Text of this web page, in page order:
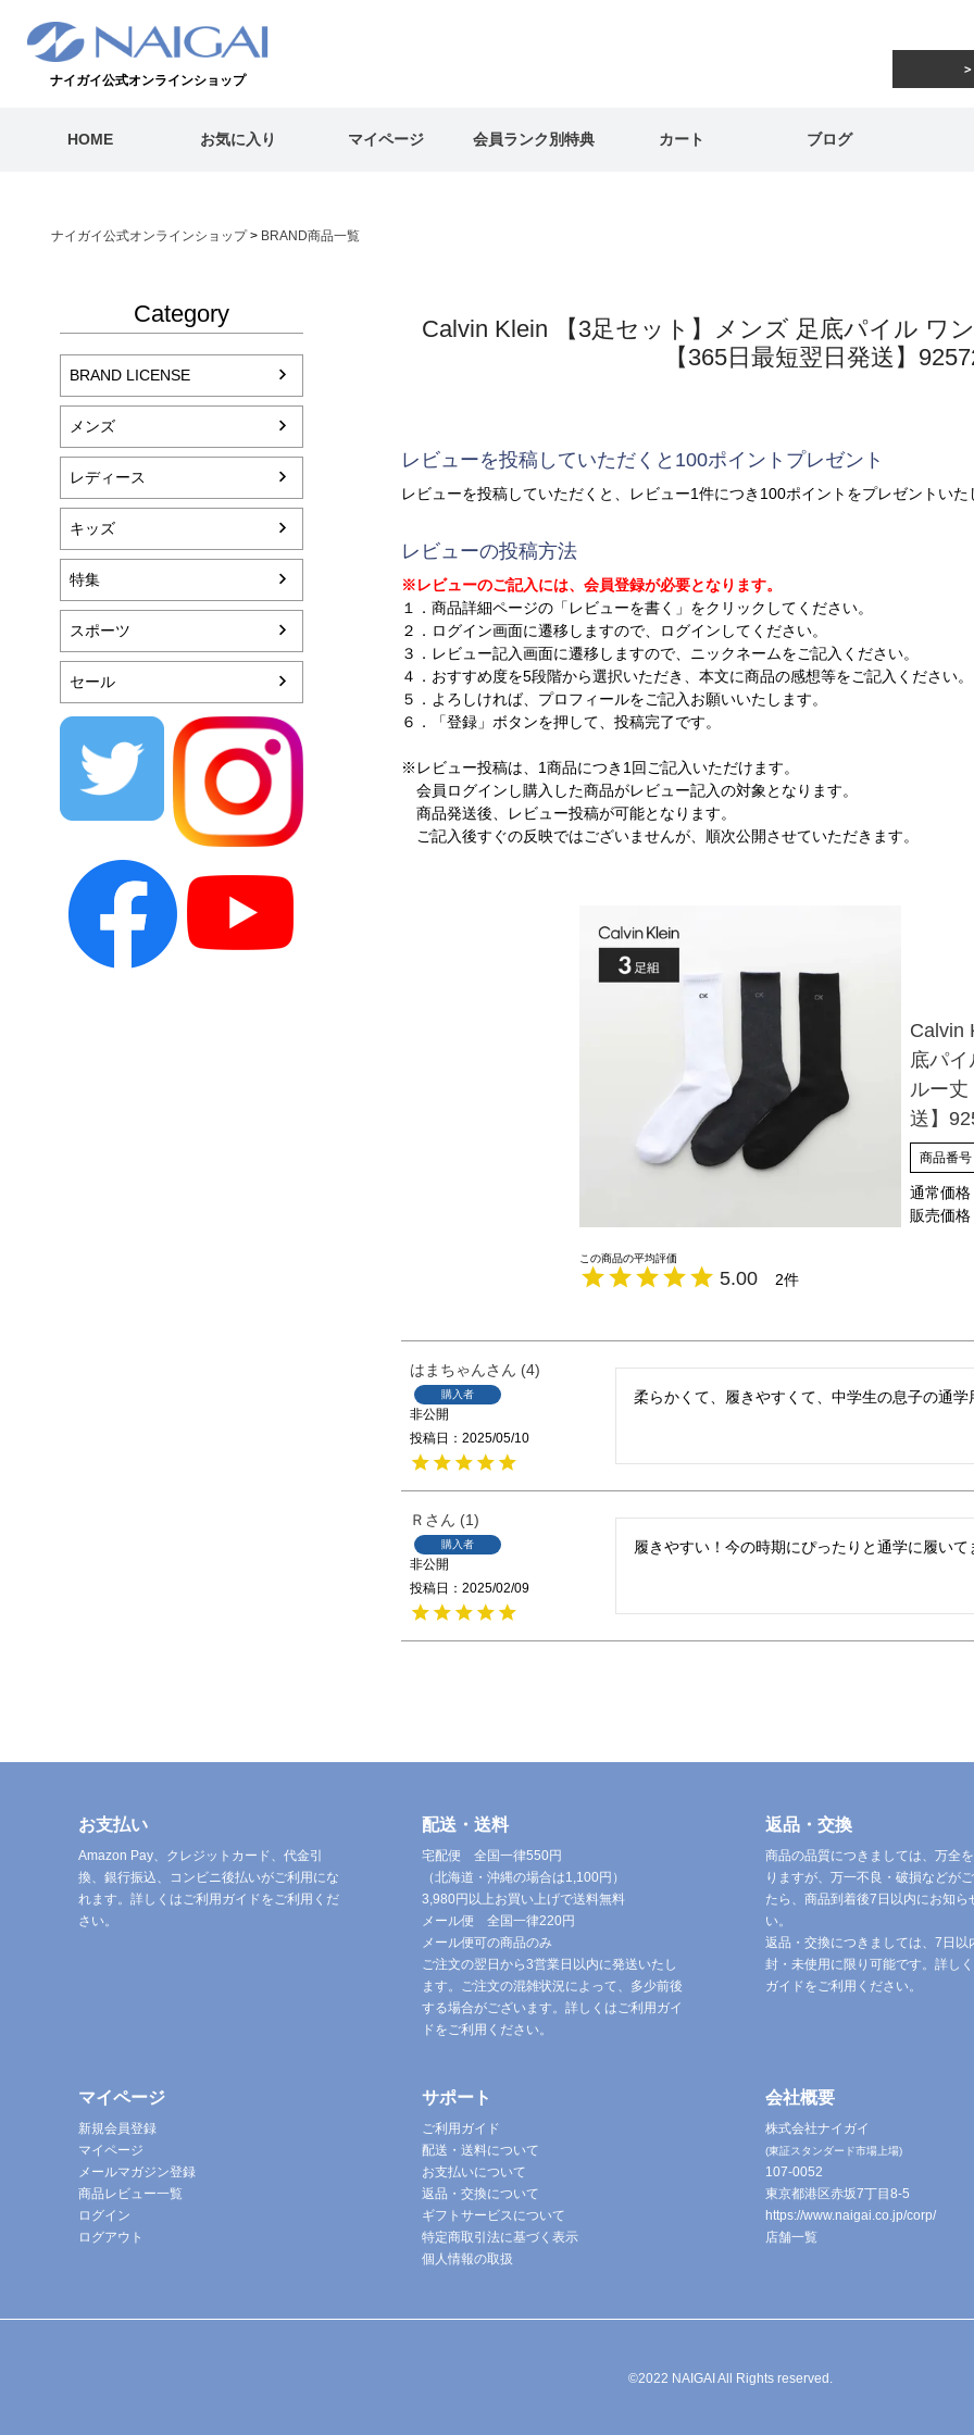
ナイガイ公式オンラインショップ
HOME お気に入り マイページ 会員ランク別特典 カート ブログ
ナイガイ公式オンラインショップ BRAND商品一覧
Category
BRAND LICENSE
メンズ
レディース
キッズ
特集
スポーツ
セール
Calvin Klein 【3足セット】メンズ 足底パイル ワ
【365日最短翌日発送】
レビューを投稿していただくと100ポイントプレゼント
レビューを投稿していただくと、レビュー1件につき100ポイントをプレゼントいた
レビューの投稿方法
※レビューのご記入には、会員登録が必要となります。
１．商品詳細ページの「レビューを書く」をクリックしてください。
２．ログイン画面に遷移しますので、ログインしてください。
３．レビュー記入画面に遷移しますので、ニックネームをご記入ください。
４．おすすめ度を5段階から選択いただき、本文に商品の感想等をご記入ください。
５．よろしければ、プロフィールをご記入お願いいたします。
６．「登録」ボタンを押して、投稿完了です。
※レビュー投稿は、1商品につき1回ご記入いただけます。
会員ログインし購入した商品がレビュー記入の対象となります。
商品発送後、レビュー投稿が可能となります。
ご記入後すぐの反映ではございませんが、順次公開させていただきます。
Calvin
底パ
ルー
送】
商品番号
通常価格
販売価格
5.00 2
はまちゃん 4
購入者
非公開
投稿日
2025/05/10
柔らかくて、履きやすくて、中学生の息子の通
Ｒ 1
購入者
非公開
投稿日
2025/02/09
履きやすい！今の時期にぴったりと通学に履いて
お支払い
Amazon Pay、クレジットカード、代金引
換、銀行振込、コンビニ後払いがご利用にな
れます。詳しくはご利用ガイドをご利用くだ
さい。
配送・送料
宅配便 全国一律550円
（北海道・沖縄の場合は1,100円）
3,980円以上お買い上げで送料無料
メール便 全国一律220円
メール便可の商品のみ
ご注文の翌日から3営業日以内に発送いたし
ます。ご注文の混雑状況によって、多少前後
する場合がございます。詳しくはご利用ガイ
ドをご利用ください。
返品・交換
商品の品質につきましては、万全
りますが、万一不良・破損などが
たら、商品到着後7日以内にお知ら
い。
返品・交換につきましては、7日以
封・未使用に限り可能です。詳し
ガイドをご利用ください。
マイページ
新規会員登録
マイページ
メールマガジン登録
商品レビュー一覧
ログイン
ログアウト
サポート
ご利用ガイド
配送・送料について
お支払いについて
返品・交換について
ギフトサービスについて
特定商取引法に基づく表示
個人情報の取扱
会社概要
株式会社ナイガイ
(東証スタンダード市場上場)
107-0052
東京都港区赤坂7丁目8-5
https://www.naigai.co.jp/corp/
店舗一覧
©2022 NAIGAI All Rights reserved.